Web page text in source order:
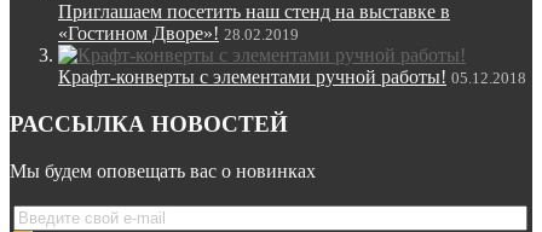
Приглашаем посетить наш стенд на выставке в
«Гостином Дворе»! 28.02.2019
Крафт-конверты с элементами ручной работы! 05.12.2018
РАССЫЛКА НОВОСТЕЙ
Мы будем оповещать вас о новинках